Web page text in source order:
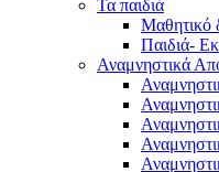
Τα παιδιά
Μαθητικό
Παιδιά-
Αναμνηστικά